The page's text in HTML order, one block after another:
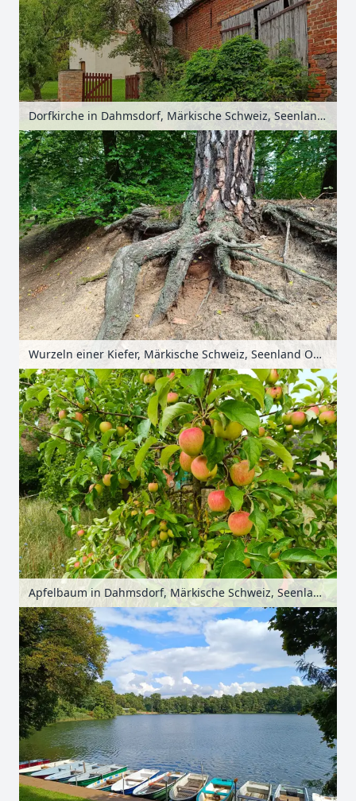
Dorfkirche in Dahmsdorf, Märkische Schweiz, Seenland Oder-Spree, Brandenburg, Deutschland
Wurzeln einer Kiefer, Märkische Schweiz, Seenland Oder-Spree, Brandenburg, Deutschland
Apfelbaum in Dahmsdorf, Märkische Schweiz, Seenland Oder-Spree, Brandenburg, Deutschland